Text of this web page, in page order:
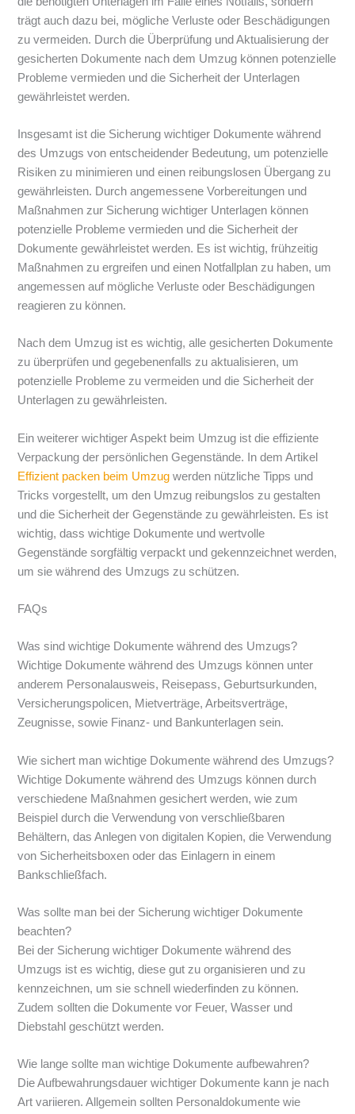
trägt auch dazu bei, mögliche Verluste oder Beschädigungen
zu vermeiden. Durch die Überprüfung und Aktualisierung der
gesicherten Dokumente nach dem Umzug können potenzielle
Probleme vermieden und die Sicherheit der Unterlagen
gewährleistet werden.
Insgesamt ist die Sicherung wichtiger Dokumente während
des Umzugs von entscheidender Bedeutung, um potenzielle
Risiken zu minimieren und einen reibungslosen Übergang zu
gewährleisten. Durch angemessene Vorbereitungen und
Maßnahmen zur Sicherung wichtiger Unterlagen können
potenzielle Probleme vermieden und die Sicherheit der
Dokumente gewährleistet werden. Es ist wichtig, frühzeitig
Maßnahmen zu ergreifen und einen Notfallplan zu haben, um
angemessen auf mögliche Verluste oder Beschädigungen
reagieren zu können.
Nach dem Umzug ist es wichtig, alle gesicherten Dokumente
zu überprüfen und gegebenenfalls zu aktualisieren, um
potenzielle Probleme zu vermeiden und die Sicherheit der
Unterlagen zu gewährleisten.
Ein weiterer wichtiger Aspekt beim Umzug ist die effiziente
Verpackung der persönlichen Gegenstände. In dem Artikel
Effizient packen beim Umzug werden nützliche Tipps und
Tricks vorgestellt, um den Umzug reibungslos zu gestalten
und die Sicherheit der Gegenstände zu gewährleisten. Es ist
wichtig, dass wichtige Dokumente und wertvolle
Gegenstände sorgfältig verpackt und gekennzeichnet werden,
um sie während des Umzugs zu schützen.
FAQs
Was sind wichtige Dokumente während des Umzugs?
Wichtige Dokumente während des Umzugs können unter
anderem Personalausweis, Reisepass, Geburtsurkunden,
Versicherungspolicen, Mietverträge, Arbeitsverträge,
Zeugnisse, sowie Finanz- und Bankunterlagen sein.
Wie sichert man wichtige Dokumente während des Umzugs?
Wichtige Dokumente während des Umzugs können durch
verschiedene Maßnahmen gesichert werden, wie zum
Beispiel durch die Verwendung von verschließbaren
Behältern, das Anlegen von digitalen Kopien, die Verwendung
von Sicherheitsboxen oder das Einlagern in einem
Bankschließfach.
Was sollte man bei der Sicherung wichtiger Dokumente
beachten?
Bei der Sicherung wichtiger Dokumente während des
Umzugs ist es wichtig, diese gut zu organisieren und zu
kennzeichnen, um sie schnell wiederfinden zu können.
Zudem sollten die Dokumente vor Feuer, Wasser und
Diebstahl geschützt werden.
Wie lange sollte man wichtige Dokumente aufbewahren?
Die Aufbewahrungsdauer wichtiger Dokumente kann je nach
Art variieren. Allgemein sollten Personaldokumente wie